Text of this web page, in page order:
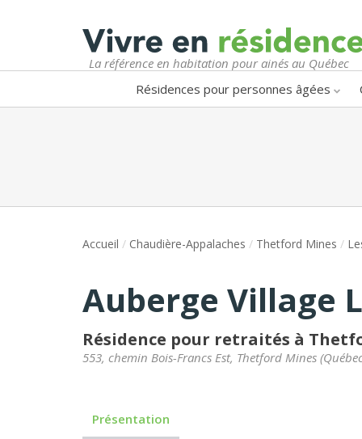
La référence en habitation pour ainés au Québec
Résidences pour personnes âgées
Accueil / Chaudière-Appalaches / Thetford Mines /
Auberge Village
Résidence pour retraités à
553, chemin Bois-Francs Est, Thetford Mines (
Présentation